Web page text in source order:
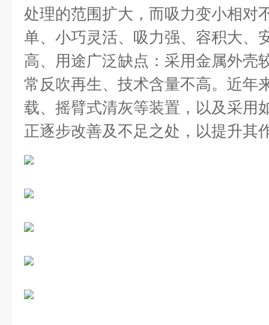
处理的范围扩大，而吸力变小相对
单、小巧灵活、吸力强、容积大、
高、用途广泛缺点：采用金属外壳
常反吹再生、技术含量不高。近年
载、摇臂式清灰等装置，以及采用
正逐步改善及不足之处，以提升其